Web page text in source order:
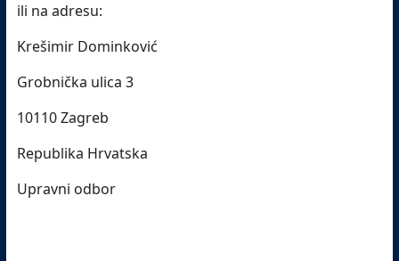
ili na adresu:
Krešimir Dominković
Grobnička ulica 3
10110 Zagreb
Republika Hrvatska
Upravni odbor